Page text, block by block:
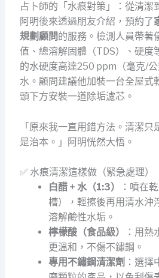
占卜師的「水痕對策」：從清潔
阿明後來透過朋友介紹，預約了
規劃顧問的服務。檢測人員帶著
值、總溶解固體（TDS）、硬度
的水硬度高達250 ppm（毫克/
水。顧問建議他加裝一台全屋式
頭下方安裝一道除垢濾芯。
「原來我一直用錯方法。清潔
是治本。」阿明恍然大悟。
✅ 水痕清潔這樣做（緊急處理）
白醋 + 水（1:3）
：噴在
槽），輕擦後再用清水沖
溶解鹼性水垢。
檸檬酸（食品級）
：用熱
更溫和，不傷不鏽鋼。
專用不鏽鋼清潔劑 ：選